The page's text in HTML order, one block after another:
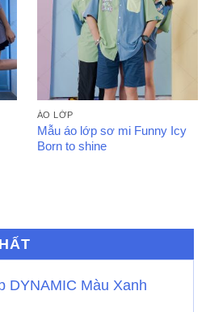
ÁO LỚP
Mẫu áo lớp sơ mi Funny Icy
Born to shine
DYNAMIC Màu Xanh